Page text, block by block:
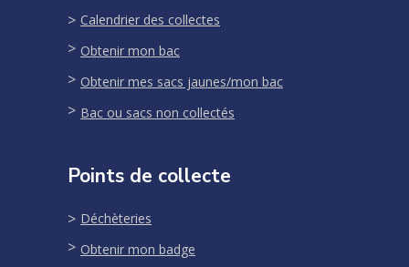
Calendrier des collectes
Obtenir mon bac
Obtenir mes sacs jaunes/mon bac
Bac ou sacs non collectés
Points de collecte
Déchèteries
Obtenir mon badge